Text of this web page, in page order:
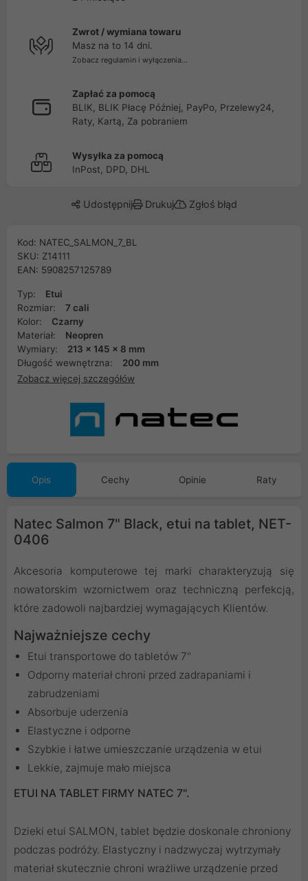
Zwrot / wymiana towaru
Masz na to 14 dni.
Zobacz regulamin i wyłączenia...
Zapłać za pomocą
BLIK, BLIK Płacę Później, PayPo, Przelewy24,
Raty, Kartą, Za pobraniem
Wysyłka za pomocą
InPost, DPD, DHL
Udostępnij Drukuj Zgłoś błąd
Kod: NATEC_SALMON_7_BL
SKU: Z14111
EAN: 5908257125789
Typ:
Etui
Rozmiar:
7 cali
Kolor:
Czarny
Materiał:
Neopren
Wymiary:
213 x 145 x 8 mm
Długość wewnętrzna:
200 mm
Zobacz więcej szczegółów
Opis Cechy Opinie Raty
Natec Salmon 7" Black, etui na tablet, NET-
0406
Akcesoria komputerowe tej marki charakteryzują się
nowatorskim wzornictwem oraz techniczną perfekcją,
które zadowoli najbardziej wymagających Klientów.
Najważniejsze cechy
Etui transportowe do tabletów 7''
Odporny materiał chroni przed zadrapaniami i
zabrudzeniami
Absorbuje uderzenia
Elastyczne i odporne
Szybkie i łatwe umieszczanie urządzenia w etui
Lekkie, zajmuje mało miejsca
ETUI NA TABLET FIRMY NATEC 7".
Dzieki etui SALMON, tablet będzie doskonale chroniony
podczas podróży. Elastyczny i nadzwyczaj wytrzymały
materiał skutecznie chroni wrażliwe urządzenie przed